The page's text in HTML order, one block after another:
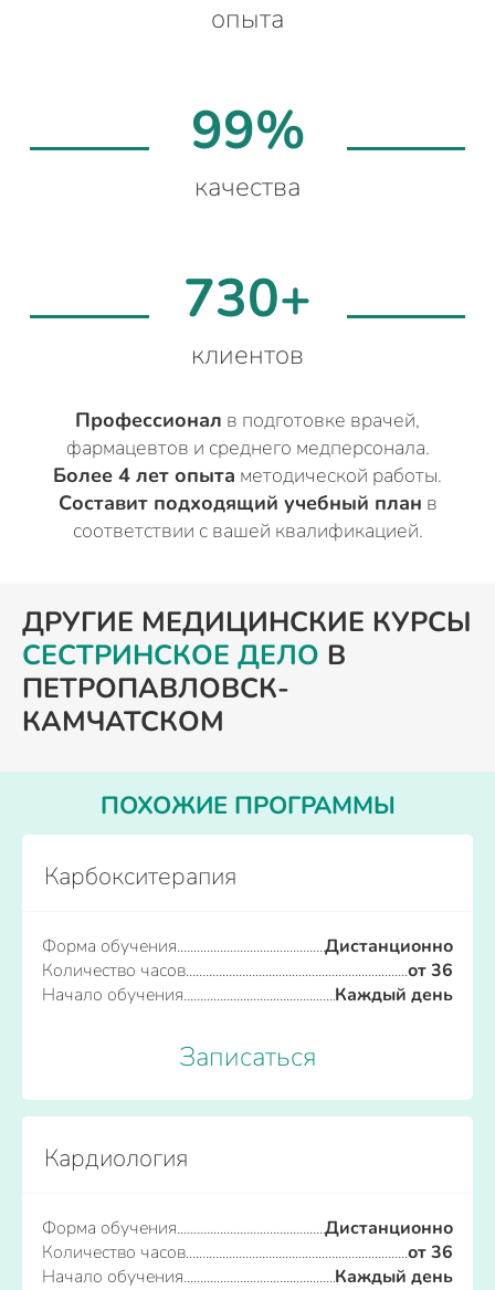
опыта
99%
качества
730+
клиентов
Профессионал в подготовке врачей,
фармацевтов и среднего медперсонала.
Более 4 лет опыта методической работы.
Составит подходящий учебный план в
соответствии с вашей квалификацией.
ДРУГИЕ МЕДИЦИНСКИЕ КУРСЫ
СЕСТРИНСКОЕ ДЕЛО В
ПЕТРОПАВЛОВСК-
КАМЧАТСКОМ
ПОХОЖИЕ ПРОГРАММЫ
Карбокситерапия
Форма обучения
Дистанционно
Количество часов
от 36
Начало обучения
Каждый день
Записаться
Кардиология
Форма обучения
Дистанционно
Количество часов
от 36
Начало обучения
Каждый день